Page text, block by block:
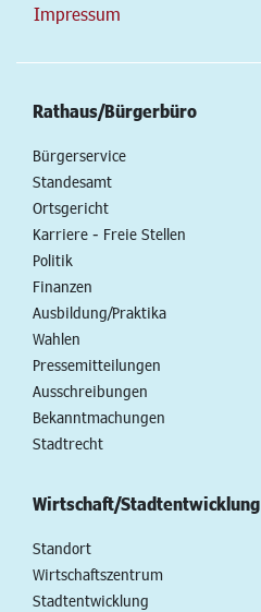
Impressum
Rathaus/Bürgerbüro
Bürgerservice
Standesamt
Ortsgericht
Karriere - Freie Stellen
Politik
Finanzen
Ausbildung/Praktika
Wahlen
Pressemitteilungen
Ausschreibungen
Bekanntmachungen
Stadtrecht
Wirtschaft/Stadtentwicklung
Standort
Wirtschaftszentrum
Stadtentwicklung